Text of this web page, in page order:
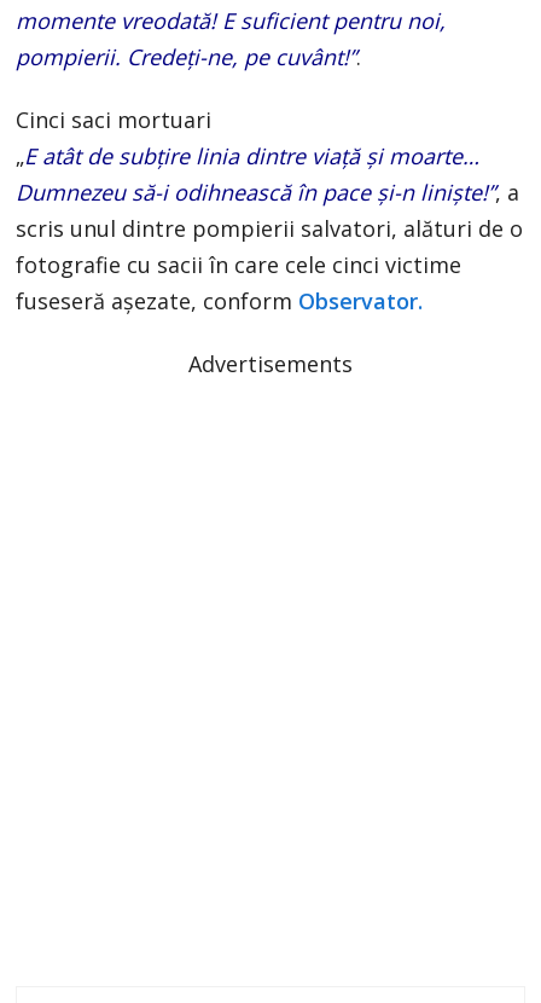
momente vreodată! E suficient pentru noi,
pompierii. Credeți-ne, pe cuvânt!”.
Cinci saci mortuari
„E atât de subțire linia dintre viață și moarte…
Dumnezeu să-i odihnească în pace și-n liniște!”, a
scris unul dintre pompierii salvatori, alături de o
fotografie cu sacii în care cele cinci victime
fuseseră aşezate, conform Observator.
Advertisements